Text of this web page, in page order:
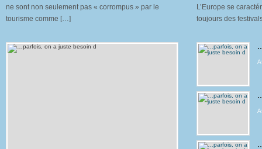
ne sont non seulement pas « corrompus » par le
tourisme comme […]
L’Europe se
toujours des